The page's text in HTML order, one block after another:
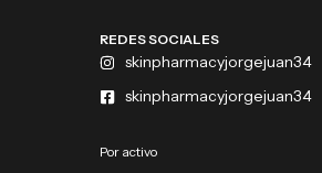
REDES SOCIALES
skinpharmacyjorgejuan34
skinpharmacyjorgejuan34
Por activo